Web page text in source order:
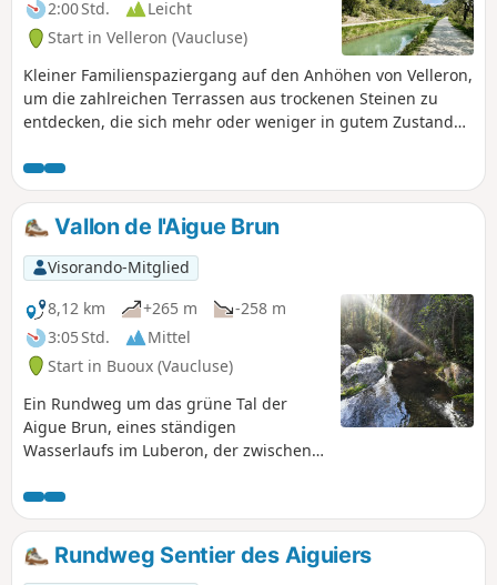
2:00 Std.
Leicht
Start in Velleron (Vaucluse)
Kleiner Familienspaziergang auf den Anhöhen von Velleron,
um die zahlreichen Terrassen aus trockenen Steinen zu
entdecken, die sich mehr oder weniger in gutem Zustand
Vallon de l'Aigue Brun
Visorando-Mitglied
8,12 km
+265 m
-258 m
3:05 Std.
Mittel
Start in Buoux (Vaucluse)
Ein Rundweg um das grüne Tal der
Aigue Brun, eines ständigen
Wasserlaufs im Luberon, der zwischen
dem Rückweg geht es durch Sivergues
und Baume de l'Eau.
Rundweg Sentier des Aiguiers